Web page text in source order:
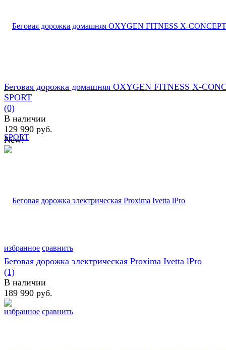
избранное сравнить
Беговая дорожка домашняя OXYGEN FITNESS X-
SPORT
(0)
В наличии
129 990 руб.
New!
избранное сравнить
Беговая дорожка электрическая Proxima Ivetta lPro
(1)
В наличии
189 990 руб.